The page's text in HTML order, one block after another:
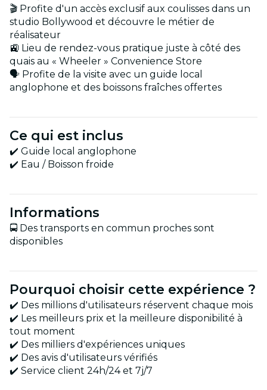
🎬 Profite d'un accès exclusif aux coulisses dans un
studio Bollywood et découvre le métier de
réalisateur
🚉 Lieu de rendez-vous pratique juste à côté des
quais au « Wheeler » Convenience Store
🗣️ Profite de la visite avec un guide local
anglophone et des boissons fraîches offertes
Ce qui est inclus
✔️ Guide local anglophone
✔️ Eau / Boisson froide
Informations
🚍 Des transports en commun proches sont
disponibles
Pourquoi choisir cette expérience ?
✔️ Des millions d'utilisateurs réservent chaque mois
✔️ Les meilleurs prix et la meilleure disponibilité à
tout moment
✔️ Des milliers d'expériences uniques
✔️ Des avis d'utilisateurs vérifiés
✔️ Service client 24h/24 et 7j/7